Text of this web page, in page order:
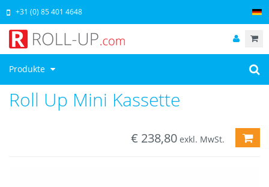
Produkte
+31 (0) 85 401 4648
Roll Up Mini Kassette
€ 238,80 exkl. MwSt.